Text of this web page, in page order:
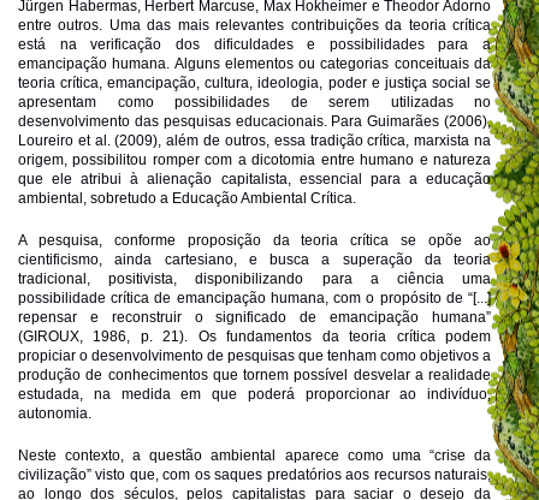
Jürgen Habermas, Herbert Marcuse, Max Hokheimer e Theodor Adorno
entre outros. Uma das mais relevantes contribuições da teoria crítica
está na verificação dos dificuldades e possibilidades para a
emancipação humana. Alguns elementos ou categorias conceituais da
teoria crítica, emancipação, cultura, ideologia, poder e justiça social se
apresentam como possibilidades de serem utilizadas no
desenvolvimento das pesquisas educacionais. Para Guimarães (2006),
Loureiro et al. (2009), além de outros, essa tradição crítica, marxista na
origem, possibilitou romper com a dicotomia entre humano e natureza
que ele atribui à alienação capitalista, essencial para a educação
ambiental, sobretudo a Educação Ambiental Crítica.
A pesquisa, conforme proposição da teoria crítica se opõe ao
cientificismo, ainda cartesiano, e busca a superação da teoria
tradicional, positivista, disponibilizando para a ciência uma
possibilidade crítica de emancipação humana, com o propósito de “[...]
repensar e reconstruir o significado de emancipação humana”
(GIROUX, 1986, p. 21). Os fundamentos da teoria crítica podem
propiciar o desenvolvimento de pesquisas que tenham como objetivos a
produção de conhecimentos que tornem possível desvelar a realidade
estudada, na medida em que poderá proporcionar ao indivíduo,
autonomia.
Neste contexto, a questão ambiental aparece como uma “crise da
civilização” visto que, com os saques predatórios aos recursos naturais,
ao longo dos séculos, pelos capitalistas para saciar o desejo da